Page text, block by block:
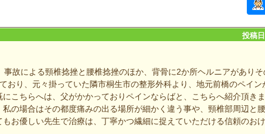
投稿
故による頸椎捻挫と腰椎捻挫のほか、背骨に2か所ヘルニアがあり
おり、元々掛っていた隣市桐生市の整形外科より、地元前橋のペイン
こちらへは、父がかかっておりペインならばと、こちらへ紹介頂き
の場合はその都度痛みの出る場所が細かく違う事や、頸椎部周辺と
お優しい先生で治療は、丁寧かつ繊細に捉えていただける信頼のお